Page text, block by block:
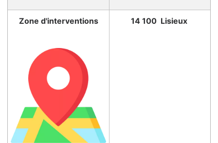
Zone d'interventions 14 100 Lisieux